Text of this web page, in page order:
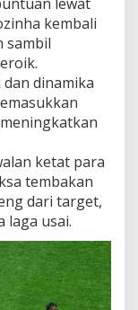
kembali
sambil
dinamika
ketat para
tembakan
dari target,
laga usai.